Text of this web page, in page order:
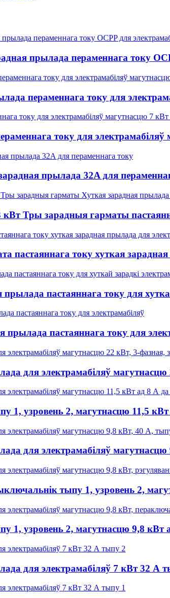
прылада пераменнага току
пераменнага току для
току для
прылада 32A для
Тры зарадныя гарматы
пастаяннага току хуткая
пастаяннага току для
пастаяннага току для
для электрамабіляў
1, узровень 2, магутнасцю 11,5
для электрамабіляў
тыпу 1, узровень 2,
1, узровень 2, магутнасцю 9,8 кВт
для электрамабіляў 7 кВт 32 А